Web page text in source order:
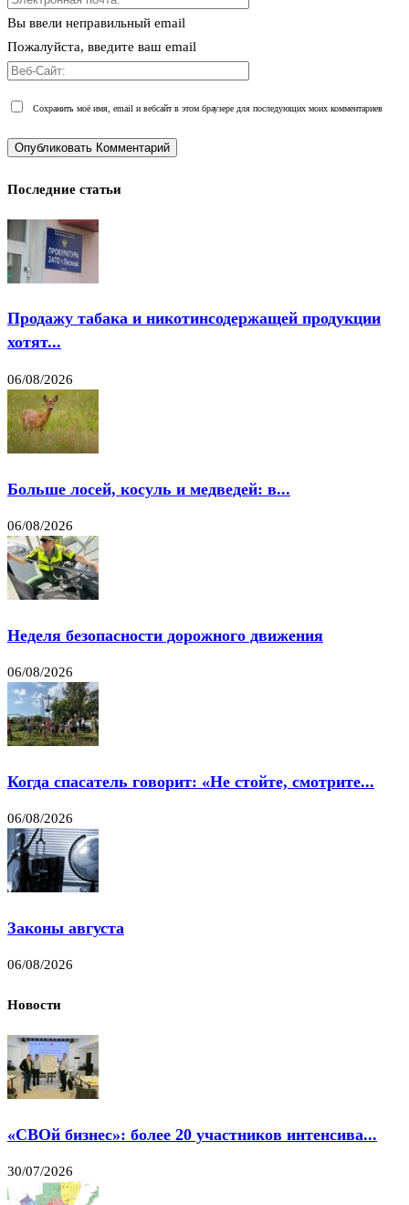
Вы ввели неправильный email
Пожалуйста, введите ваш email
Сохранить моё имя, email и вебсайт в этом браузере для последующих моих комментариев
Последние статьи
Продажу табака и никотинсодержащей продукции
хотят...
06/08/2026
Больше лосей, косуль и медведей: в...
06/08/2026
Неделя безопасности дорожного движения
06/08/2026
Когда спасатель говорит: «Не стойте, смотрите...
06/08/2026
Законы августа
06/08/2026
Новости
«СВОй бизнес»: более 20 участников интенсива...
30/07/2026